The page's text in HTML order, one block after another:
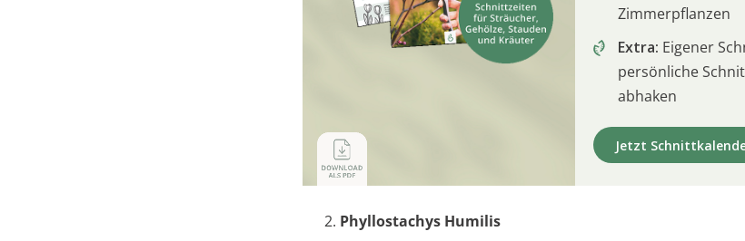
Zimmerpflanzen
Extra: Eigener
persönliche
abhaken
Jetzt
2. Phyllostachys Humilis